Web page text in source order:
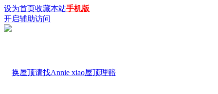
设为首页收藏本站手机版
开启辅助访问